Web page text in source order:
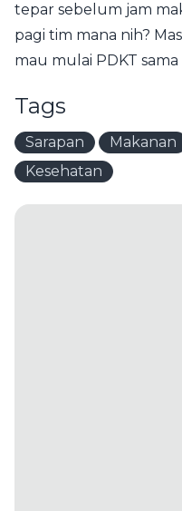
tepar sebelum jam
pagi tim mana nih?
mau mulai PDKT
Tags
Sarapan Makanan
Kesehatan